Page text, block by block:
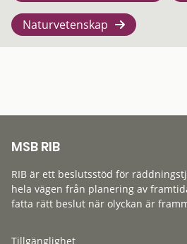
Naturvetenskap
MSB RIB
RIB är ett beslutsstöd för
hela vägen från planering av
fatta rätt beslut när olyckan är
Tillgänglighet